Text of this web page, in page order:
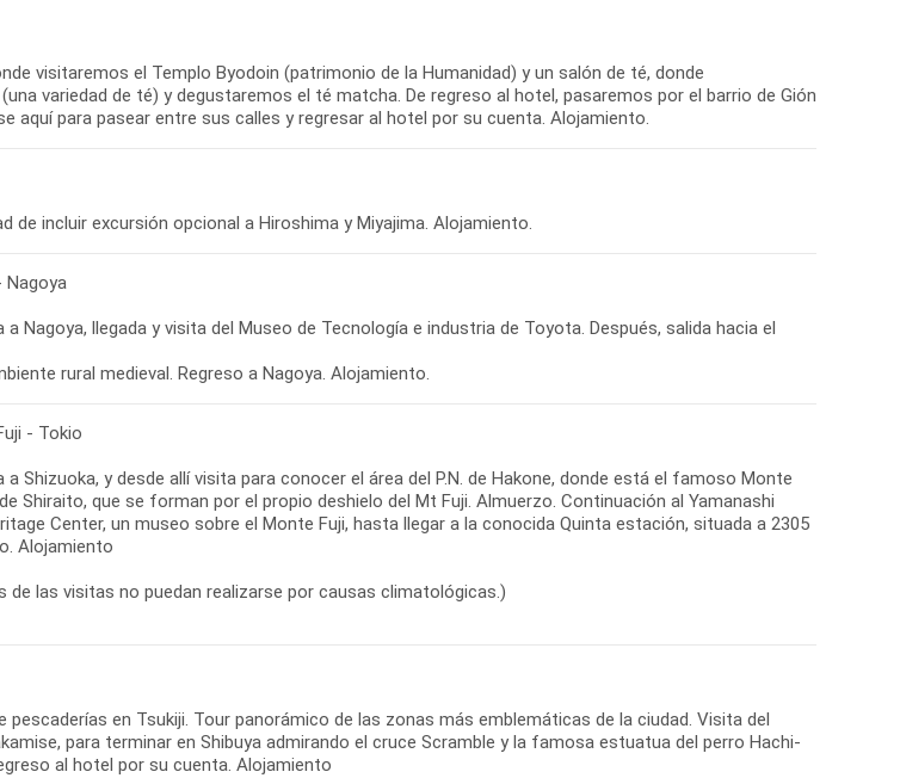
visitaremos el Templo Byodoin (patrimonio de la Humanidad) y un salón de té, donde
variedad de té) y degustaremos el té matcha. De regreso al hotel, pasaremos por el barrio de Gión
aquí para pasear entre sus calles y regresar al hotel por su cuenta. Alojamiento.
de incluir excursión opcional a Hiroshima y Miyajima. Alojamiento.
Nagoya
a Nagoya, llegada y visita del Museo de Tecnología e industria de Toyota. Después, salida hacia el
rural medieval. Regreso a Nagoya. Alojamiento.
- Tokio
a Shizuoka, y desde allí visita para conocer el área del P.N. de Hakone, donde está el famoso Monte
Shiraito, que se forman por el propio deshielo del Mt Fuji. Almuerzo. Continuación al Yamanashi
Center, un museo sobre el Monte Fuji, hasta llegar a la conocida Quinta estación, situada a 2305
Alojamiento
de las visitas no puedan realizarse por causas climatológicas.)
pescaderías en Tsukiji. Tour panorámico de las zonas más emblemáticas de la ciudad. Visita del
para terminar en Shibuya admirando el cruce Scramble y la famosa estuatua del perro Hachi-
al hotel por su cuenta. Alojamiento